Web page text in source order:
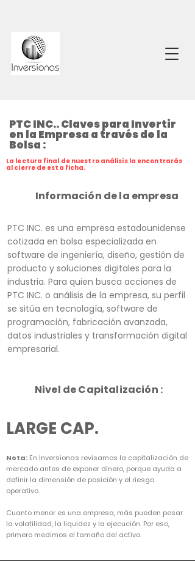
PTC INC.. Claves para Invertir
en la Empresa a través de la
Bolsa :
La lectura final de nuestro análisis la encontrarás
al cierre de esta ficha.
Información de la empresa
PTC INC. es una empresa estadounidense
cotizada en bolsa especializada en
software de ingeniería, diseño, gestión de
producto y soluciones digitales para la
industria. Para quien busca acciones de
PTC INC. o análisis de la empresa, su perfil
se sitúa en tecnología, software de
programación, fabricación avanzada,
datos industriales y transformación digital
empresarial.
Nivel de Capitalización :
LARGE CAP.
Nota: En Inversionas revisamos la capitalización de
mercado antes de exponer dinero, porque ayuda a
definir la dimensión de posición y el riesgo
operativo.
Cuanto menor es una empresa, más pueden pesar
la volatilidad, la liquidez y la ejecución. Por eso,
primero medimos el tamaño del activo.